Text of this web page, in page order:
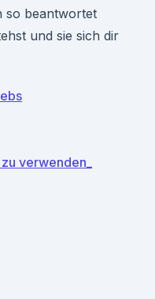
so beantwortet
und sie sich dir
verwenden_